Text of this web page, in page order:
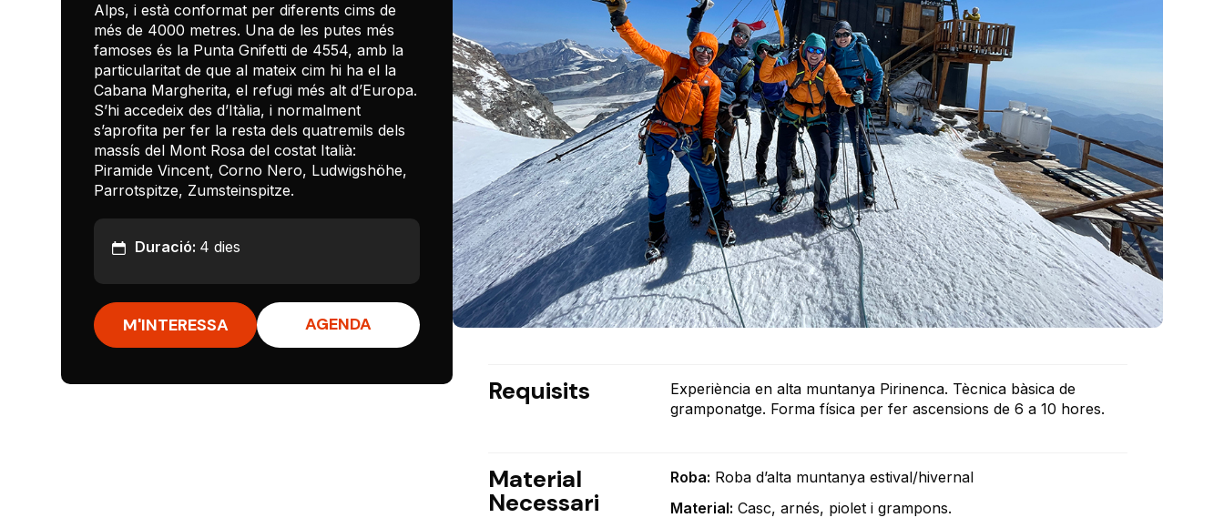
Alps, i està conformat per diferents cims de
més de 4000 metres. Una de les putes més
famoses és la Punta Gnifetti de 4554, amb la
particularitat de que al mateix cim hi ha el la
Cabana Margherita, el refugi més alt d’Europa.
S’hi accedeix des d’Itàlia, i normalment
s’aprofita per fer la resta dels quatremils dels
massís del Mont Rosa del costat Italià:
Piramide Vincent, Corno Nero, Ludwigshöhe,
Parrotspitze, Zumsteinspitze.
Duració: 4 dies
M'INTERESSA AGENDA
Requisits
Experiència en alta muntanya Pirinenca. Tècnica bàsica de
gramponatge. Forma física per fer ascensions de 6 a 10 hores.
Material
Necessari
Roba: Roba d’alta muntanya estival/hivernal
Material: Casc, arnés, piolet i grampons.